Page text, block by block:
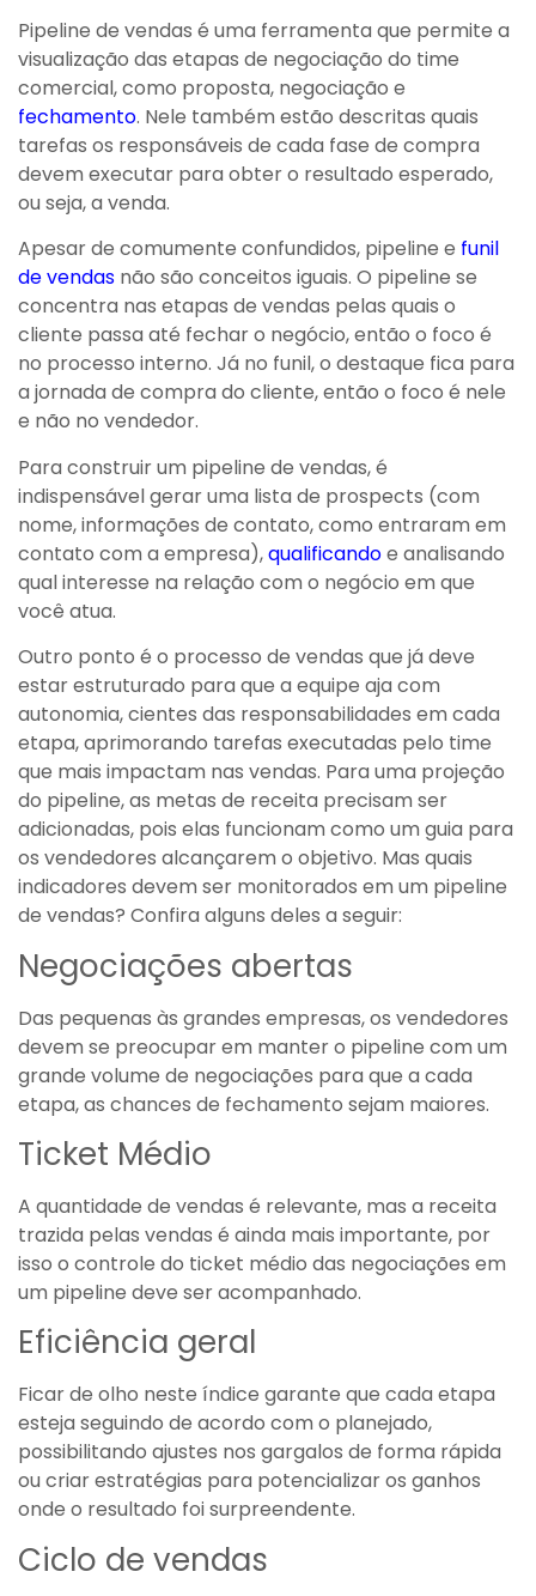
Pipeline de vendas é uma ferramenta que permite a
visualização das etapas de negociação do time
comercial, como proposta, negociação e
fechamento. Nele também estão descritas quais
tarefas os responsáveis de cada fase de compra
devem executar para obter o resultado esperado,
ou seja, a venda.
Apesar de comumente confundidos, pipeline e funil
de vendas não são conceitos iguais. O pipeline se
concentra nas etapas de vendas pelas quais o
cliente passa até fechar o negócio, então o foco é
no processo interno. Já no funil, o destaque fica para
a jornada de compra do cliente, então o foco é nele
e não no vendedor.
Para construir um pipeline de vendas, é
indispensável gerar uma lista de prospects (com
nome, informações de contato, como entraram em
contato com a empresa),qualificandoe analisando
qual interesse na relação com o negócio em que
você atua.
Outro ponto é o processo de vendas que já deve
estar estruturado para que a equipe aja com
autonomia, cientes das responsabilidades em cada
etapa, aprimorando tarefas executadas pelo time
que mais impactam nas vendas. Para uma projeção
do pipeline, as metas de receita precisam ser
adicionadas, pois elas funcionam como um guia para
os vendedores alcançarem o objetivo. Mas quais
indicadores devem ser monitorados em um pipeline
de vendas? Confira alguns deles a seguir:
Negociações abertas
Das pequenas às grandes empresas, os vendedores
devem se preocupar em manter o pipeline com um
grande volume de negociações para que a cada
etapa, as chances de fechamento sejam maiores.
Ticket Médio
A quantidade de vendas é relevante, mas a receita
trazida pelas vendas é ainda mais importante, por
isso o controle do ticket médio das negociações em
um pipeline deve ser acompanhado.
Eficiência geral
Ficar de olho neste índice garante que cada etapa
esteja seguindo de acordo com o planejado,
possibilitando ajustes nos gargalos de forma rápida
ou criar estratégias para potencializar os ganhos
onde o resultado foi surpreendente.
Ciclo de vendas